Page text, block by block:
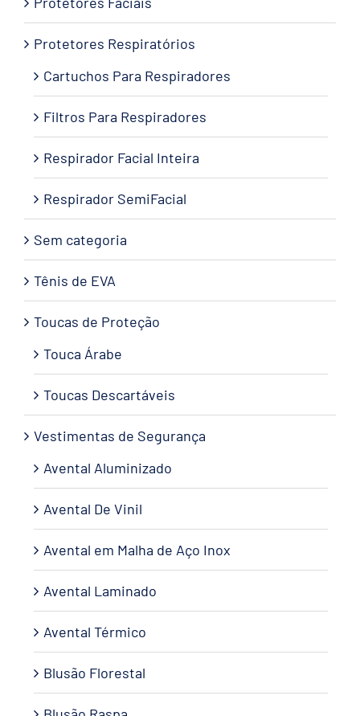
Protetores Respiratórios
Cartuchos Para Respiradores
Filtros Para Respiradores
Respirador Facial Inteira
Respirador SemiFacial
Sem categoria
Tênis de EVA
Toucas de Proteção
Touca Árabe
Toucas Descartáveis
Vestimentas de Segurança
Avental Aluminizado
Avental De Vinil
Avental em Malha de Aço Inox
Avental Laminado
Avental Térmico
Blusão Florestal